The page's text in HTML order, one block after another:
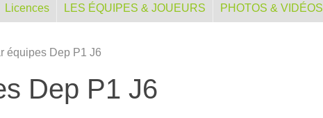
Licences LES ÉQUIPES & JOUEURS PHOTOS & VIDÉOS
équipes Dep P1 J6
Dep P1 J6